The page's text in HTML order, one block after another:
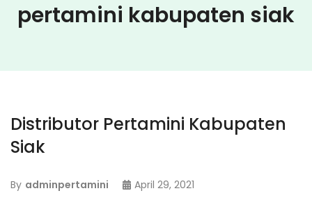
pertamini kabupaten siak
Distributor Pertamini Kabupaten
Siak
By adminpertamini
April 29, 2021